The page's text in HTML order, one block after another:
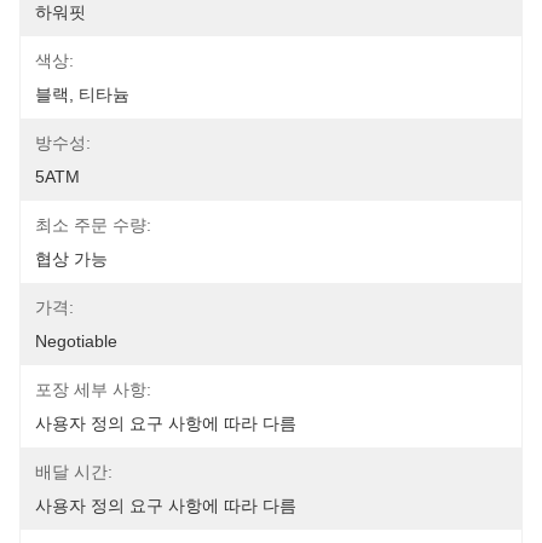
하워핏
색상:
블랙, 티타늄
방수성:
5ATM
최소 주문 수량:
협상 가능
가격:
Negotiable
포장 세부 사항:
사용자 정의 요구 사항에 따라 다름
배달 시간:
사용자 정의 요구 사항에 따라 다름